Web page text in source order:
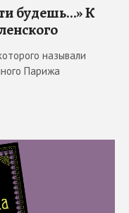
будешь…» К
называли
Парижа